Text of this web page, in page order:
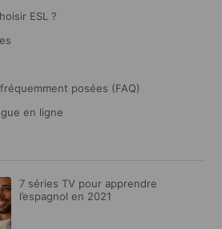
ESL ?
posées (FAQ)
en ligne
7 séries TV pour apprendre
l’espagnol en 2021